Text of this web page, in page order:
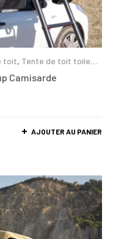
toit, Tente de toit toile
Camisarde
AJOUTER AU PANIER